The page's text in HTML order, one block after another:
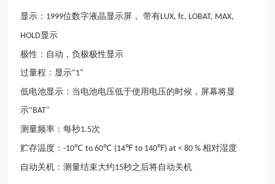
显示： 1999位数字液晶显示屏， 带有LUX, fc, LOBAT, MAX,
HOLD显示
极性：自动，负极极性显示
过量程：显示“1"
低电池显示：当电池电压低于使用电压的时候，屏幕将显
示“BAT"
测量频率：每秒1.5次
贮存温度：-10℃to 60℃ (14℉to 140℉) at < 80 %相对湿度
自动关机：测量结束大约15秒之后将自动关机